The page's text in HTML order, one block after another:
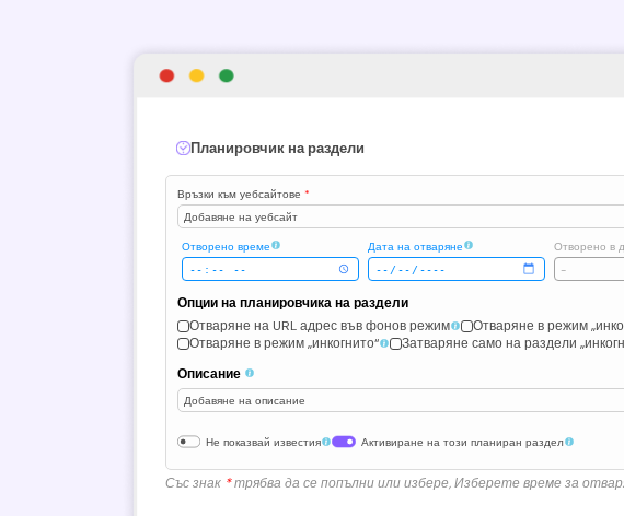
Планировчик на раздели
Връзки към уебсайтове *
Добавяне на уебсайт
Отворено време Дата на отваряне
Отворено в
-
Опции на планировчика на раздели
Отваряне на URL адрес във фонов режим
Отваряне в режим
Отваряне в режим „инкогнито“
Затваряне само на раздели
Описание
Добавяне на описание
Не показвай известия Активиране на този планиран раздел
Със знак *трябва да се попълни или избере, Изберете време за